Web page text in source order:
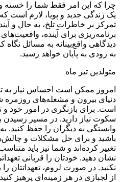
چرا که این امر فقط شما را خسته
یک زندگی جدید و پویا، لازم است
تمرکز بر خاطرات تلخ، به حال و
برنامه‌ریزی برای آینده،
دیدگاهی واقع‌بینانه به مسائل
به زودی به پایان خواهد رسید.
متولدین تیر ماه
امروز ممکن است احساس نیاز به
دنیای بیرون و مشغله‌های روزمره
است. برای بازنگری در امور خود
سکوت نیاز دارید. در مسیر رسیدن
وابستگی به دیگران را حفظ کنید.
باشید و برای حل مشکلات و
تغییر کرده‌اند و شما نیز باید
نشان دهید. خودتان را قربانی
نکنید. در صورت لزوم، تعهداتتان را
از لجبازی در هر زمینه‌ای پرهیز